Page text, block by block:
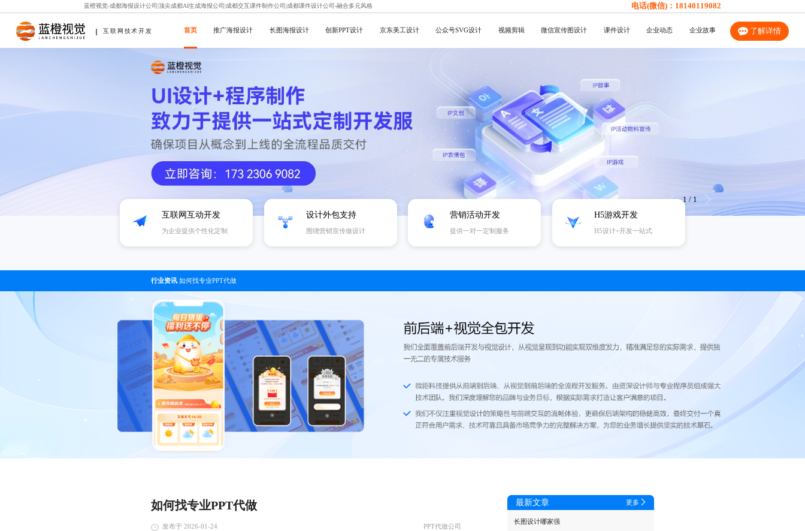
蓝橙视觉-成都海报设计公司|顶尖成都AI生成海报公司|成都交互课件制作公司|成都课件设计公司-融合多元风格 电话(微信)： 18140119082
互联网技术开发 首页 推广海报设计 长图海报设计 创新PPT设计 京东美工设计 公众号SVG设计 视频剪辑 微信宣传图设计 课件设计 企业动态 企业故事 了解详情
1 / 1
互联网互动开发
为企业提供个性化定制
设计外包支持
围绕营销宣传做设计
营销活动开发
提供一对一定制服务
H5游戏开发
H5设计+开发一站式
行业资讯 如何找专业PPT代做
如何找专业PPT代做
发布于 2026-01-24 PPT代做公司
最新文章 更多
长图设计哪家强